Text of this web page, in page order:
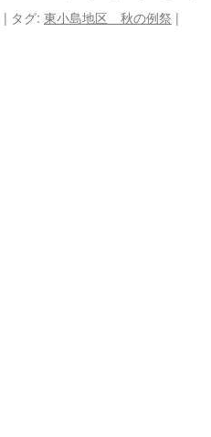
| タグ: 東小島地区 秋の例祭 |